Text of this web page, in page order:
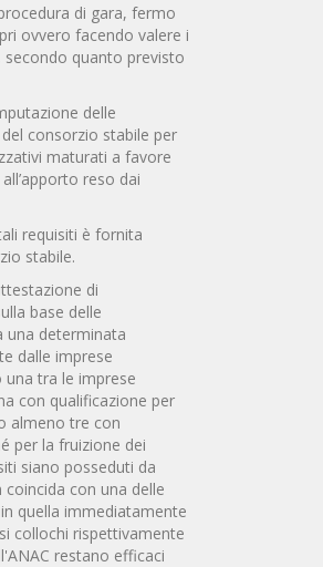
di gara, fermo
ovvero facendo valere i
quanto previsto
delle
consorzio stabile per
maturati a favore
reso dai
requisiti è fornita
stabile.
di
base delle
una determinata
dalle imprese
tra le imprese
con qualificazione per
almeno tre con
per la fruizione dei
siano posseduti da
con una delle
quella immediatamente
collochi rispettivamente
restano efficaci